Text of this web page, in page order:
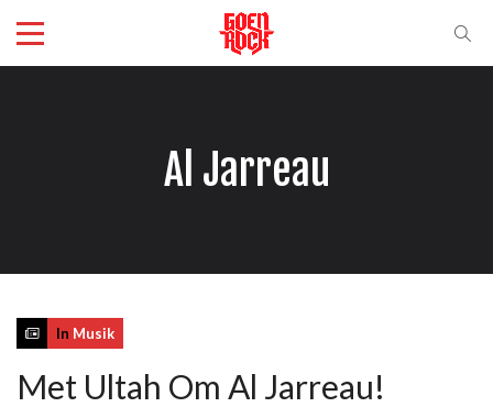
Al Jarreau
In Musik
Met Ultah Om Al Jarreau!